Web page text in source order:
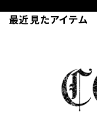
最近見たアイテム